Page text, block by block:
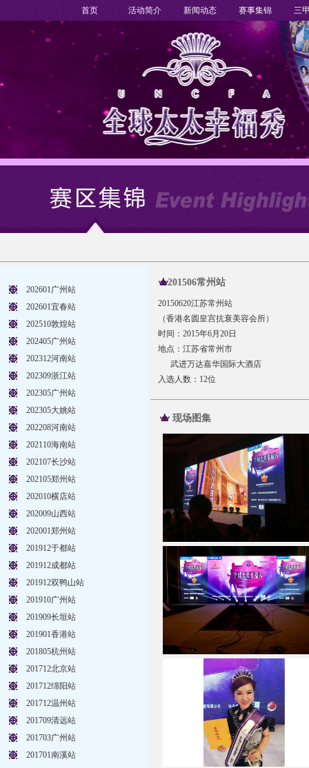
首页 活动简介 新闻动态 赛事集锦 三
202601广州站
202601宜春站
202510敦煌站
202405广州站
202312河南站
202309浙江站
202305广州站
202305大姚站
202208河南站
202110海南站
202107长沙站
202105郑州站
202010横店站
202009山西站
202001郑州站
201912于都站
201912成都站
201912双鸭山站
201910广州站
201909长垣站
201901香港站
201805杭州站
201712北京站
201712绵阳站
201712温州站
201709清远站
201703广州站
201701南溪站
201506常州站
20150620江苏常州站
（香港名圆皇宫抗衰美容会所）
时间：2015年6月20日
地点：江苏省常州市
武进万达嘉华国际大酒店
入选人数：12位
现场图集